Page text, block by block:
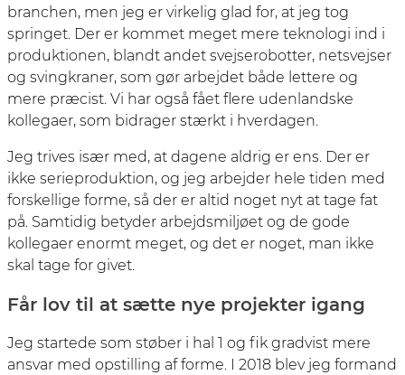
branchen, men jeg er virkelig glad for, at jeg tog
springet. Der er kommet meget mere teknologi ind i
produktionen, blandt andet svejserobotter, netsvejser
og svingkraner, som gør arbejdet både lettere og
mere præcist. Vi har også fået flere udenlandske
kollegaer, som bidrager stærkt i hverdagen.
Jeg trives især med, at dagene aldrig er ens. Der er
ikke serieproduktion, og jeg arbejder hele tiden med
forskellige forme, så der er altid noget nyt at tage fat
på. Samtidig betyder arbejdsmiljøet og de gode
kollegaer enormt meget, og det er noget, man ikke
skal tage for givet.
Får lov til at sætte nye projekter igang
Jeg startede som støber i hal 1 og fik gradvist mere
ansvar med opstilling af forme. I 2018 blev jeg formand